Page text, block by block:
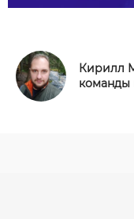
Кирилл
команды